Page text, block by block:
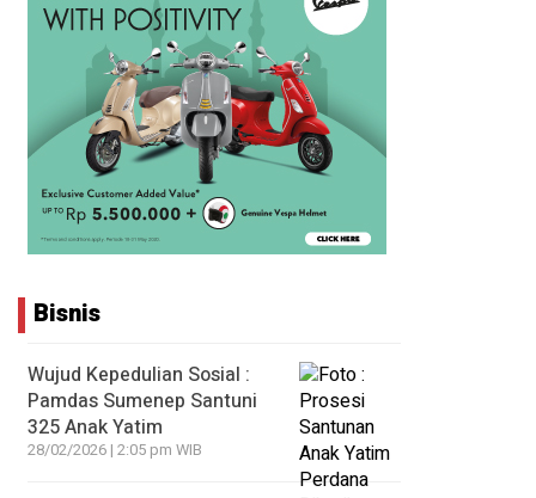
Bisnis
Wujud Kepedulian Sosial :
Pamdas Sumenep Santuni
325 Anak Yatim
28/02/2026 | 2:05 pm WIB